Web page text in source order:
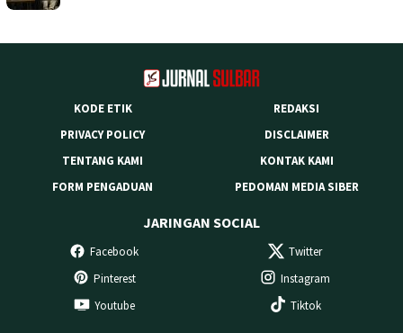
KODE ETIK
REDAKSI
PRIVACY POLICY
DISCLAIMER
TENTANG KAMI
KONTAK KAMI
FORM PENGADUAN
PEDOMAN MEDIA SIBER
JARINGAN SOCIAL
Facebook
Twitter
Pinterest
Instagram
Youtube
Tiktok